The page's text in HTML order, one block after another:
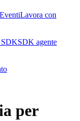
EventiLavora con
SDKSDK agente
per